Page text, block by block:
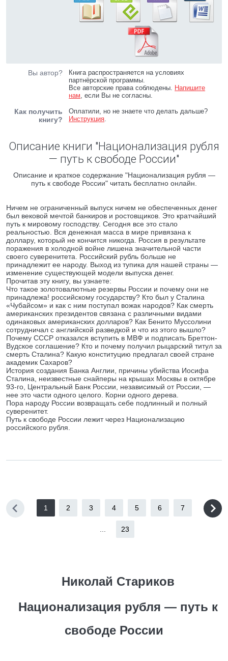
Вы автор?
Книга распространяется на условиях
партнёрской программы.
Все авторские права соблюдены. Напишите
нам, если Вы не согласны.
Как получить
книгу?
Оплатили, но не знаете что делать дальше?
Инструкция.
Описание книги "Национализация рубля
— путь к свободе России"
Описание и краткое содержание "Национализация рубля —
путь к свободе России" читать бесплатно онлайн.
Ничем не ограниченный выпуск ничем не обеспеченных денег
был вековой мечтой банкиров и ростовщиков. Это кратчайший
путь к мировому господству. Сегодня все это стало
реальностью. Вся денежная масса в мире привязана к
доллару, который не кончится никогда. Россия в результате
поражения в холодной войне лишена значительной части
своего суверенитета. Российский рубль больше не
принадлежит ее народу. Выход из тупика для нашей страны —
изменение существующей модели выпуска денег.
Прочитав эту книгу, вы узнаете:
Что такое золотовалютные резервы России и почему они не
принадлежа! российскому государству? Кто был у Сталина
«Чубайсом» и как с ним поступал вожак народов? Как смерть
американских президентов связана с различными видами
одинаковых американских долларов? Как Бенито Муссолини
сотрудничал с английской разведкой и что из этого вышло?
Почему СССР отказался вступить в МВФ и подписать Бреттон-
Вудское соглашение? Кто и почему получил рыцарский титул за
смерть Сталина? Какую конституцию предлагал своей стране
академик Сахаров?
История создания Банка Англии, причины убийства Иосифа
Сталина, неизвестные снайперы на крышах Москвы в октябре
93-го, Центральный Банк России, независимый от России, —
нее это части одного целого. Корни одного дерева.
Пора народу России возвращать себе подлинный и полный
суверенитет.
Путь к свободе России лежит через Национализацию
российского рубля.
1 2 3 4 5 6 7
23
Николай Стариков
Национализация рубля — путь к
свободе России